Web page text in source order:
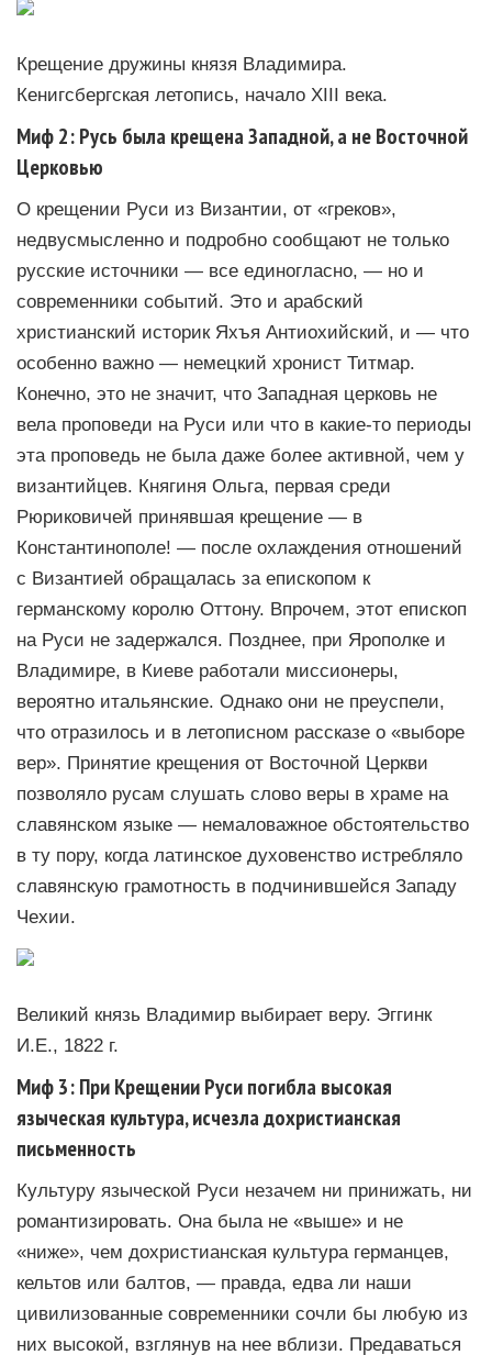
Крещение дружины князя Владимира.
Кенигсбергская летопись, начало XIII века.
Миф 2: Русь была крещена Западной, а не Восточной
Церковью
О крещении Руси из Византии, от «греков»,
недвусмысленно и подробно сообщают не только
русские источники — все единогласно, — но и
современники событий. Это и арабский
христианский историк Яхъя Антиохийский, и — что
особенно важно — немецкий хронист Титмар.
Конечно, это не значит, что Западная церковь не
вела проповеди на Руси или что в какие-то периоды
эта проповедь не была даже более активной, чем у
византийцев. Княгиня Ольга, первая среди
Рюриковичей принявшая крещение — в
Константинополе! — после охлаждения отношений
с Византией обращалась за епископом к
германскому королю Оттону. Впрочем, этот епископ
на Руси не задержался. Позднее, при Ярополке и
Владимире, в Киеве работали миссионеры,
вероятно итальянские. Однако они не преуспели,
что отразилось и в летописном рассказе о «выборе
вер». Принятие крещения от Восточной Церкви
позволяло русам слушать слово веры в храме на
славянском языке — немаловажное обстоятельство
в ту пору, когда латинское духовенство истребляло
славянскую грамотность в подчинившейся Западу
Чехии.
Великий князь Владимир выбирает веру. Эггинк
И.Е., 1822 г.
Миф 3: При Крещении Руси погибла высокая
языческая культура, исчезла дохристианская
письменность
Культуру языческой Руси незачем ни принижать, ни
романтизировать. Она была не «выше» и не
«ниже», чем дохристианская культура германцев,
кельтов или балтов, — правда, едва ли наши
цивилизованные современники сочли бы любую из
них высокой, взглянув на нее вблизи. Предаваться